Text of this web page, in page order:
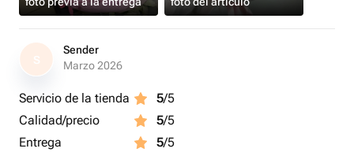
S
Sender
Marzo 2026
Servicio de la tienda 5/5
Calidad/precio
5/5
Entrega
5/5